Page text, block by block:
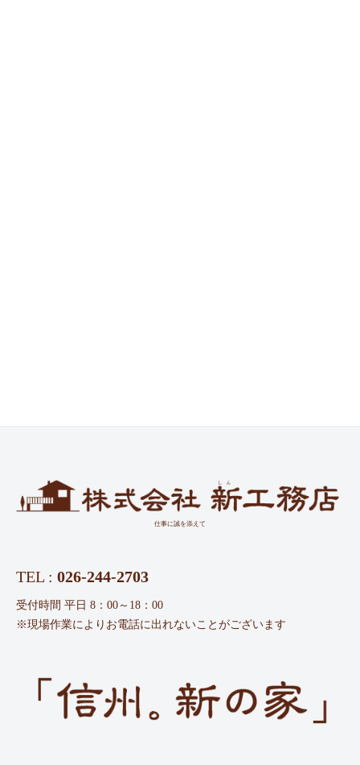
仕事に誠を添えて
TEL : 026-244-2703
受付時間 平日 8：00～18：00
※現場作業によりお電話に出れないことがございます